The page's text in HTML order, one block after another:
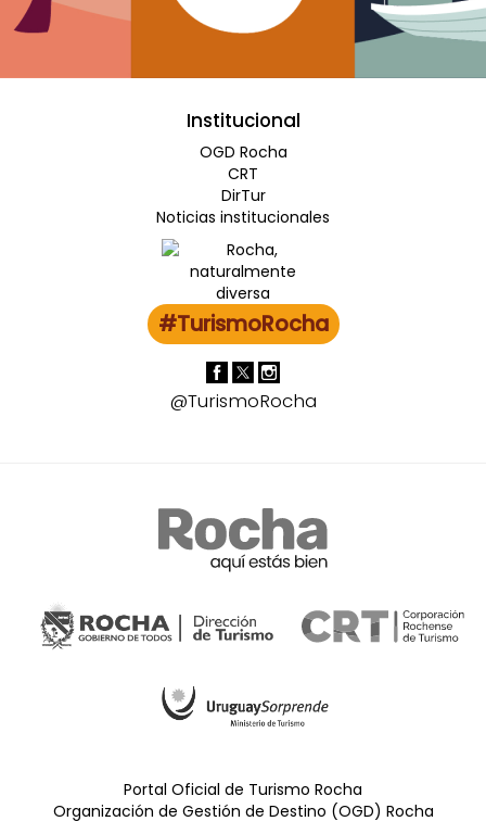
Institucional
OGD Rocha
CRT
DirTur
Noticias institucionales
#TurismoRocha
@TurismoRocha
Portal Oficial de Turismo Rocha
Organización de Gestión de Destino (OGD) Rocha